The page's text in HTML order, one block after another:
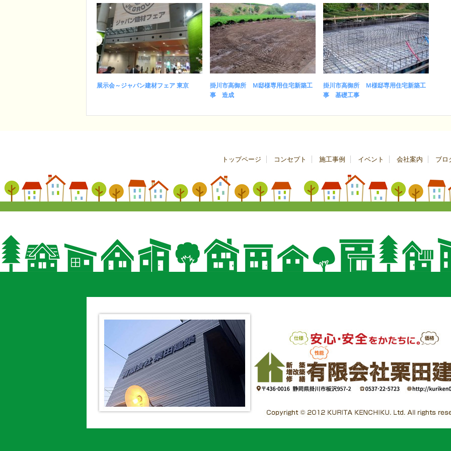
展示会～ジャパン建材フェア 東京
掛川市高御所 Ｍ邸様専用住宅新築工
事 造成
掛川市高御所 Ｍ様邸専用住宅新築工
事 基礎工事
トップページ コンセプト 施工事例 イベント 会社案内 ブロ